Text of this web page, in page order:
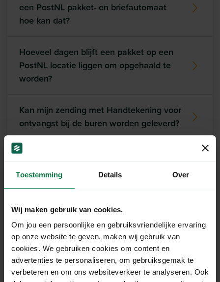
Toestemming Details Over
Wij maken gebruik van cookies.
Om jou een persoonlijke en gebruiksvriendelijke ervaring
op onze website te geven, maken wij gebruik van
cookies. We gebruiken cookies om content en
advertenties te personaliseren, om gebruiksgemak te
verbeteren en om ons websiteverkeer te analyseren. Ook
een PostNL pakket- en briefautomaat
hoe kan dat?
Hoeveel dagen blijft een pakket op een
PostNL locatie liggen om opgehaald te
worden?
Kan mijn zending met Handtekening voor
ontvangst bij de buren worden geleverd?
Ons support team staat
Chat
Mail